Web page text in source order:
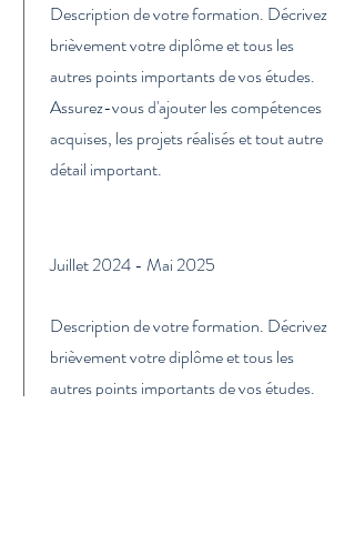
Description de votre formation. Décrivez
brièvement votre diplôme et tous les
autres points importants de vos études.
Assurez-vous d'ajouter les compétences
acquises, les projets réalisés et tout autre
détail important.
Juillet 2024 - Mai 2025
Description de votre formation. Décrivez
brièvement votre diplôme et tous les
autres points importants de vos études.